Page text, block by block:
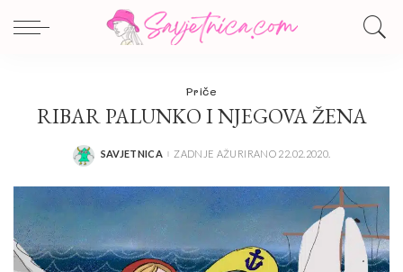
Priče
RIBAR PALUNKO I NJEGOVA ŽENA
POSTED
SAVJETNICA ZADNJE AŽURIRANO 22.02.2020.